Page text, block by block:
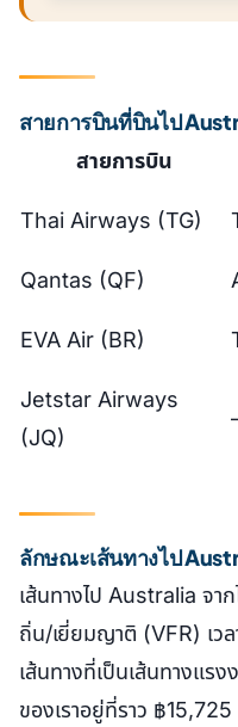
สายการบินที่บินไป
สายการบิน
Thai Airways (TG)
Qantas (QF)
EVA Air (BR)
Jetstar Airways
(JQ)
ลักษณะเส้นทางไป
เส้นทางไป Australia จ
ถิ่น/เยี่ยมญาติ (VFR) เว
เส้นทางที่เป็นเส้นทางแร
ของเราอยู่ที่ราว ฿